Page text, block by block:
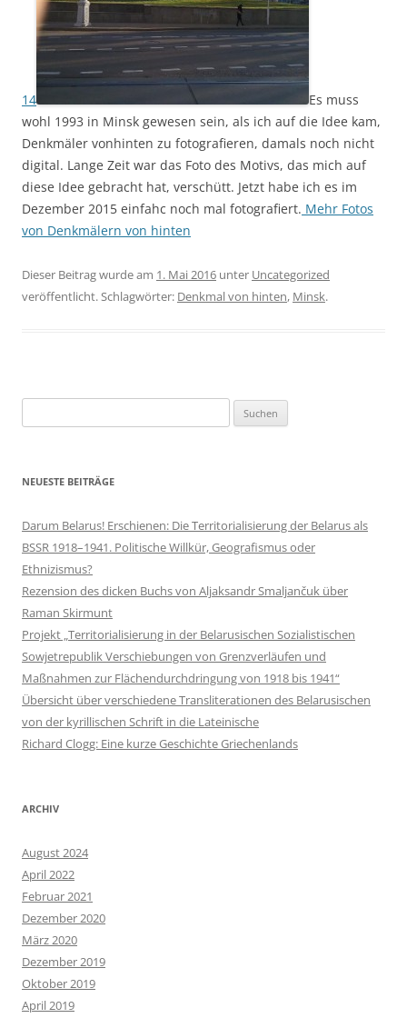
14
Es muss
wohl 1993 in Minsk gewesen sein, als ich auf die Idee kam,
Denkmäler vonhinten zu fotografieren, damals noch nicht
digital. Lange Zeit war das Foto des Motivs, das mich auf
diese Idee gebracht hat, verschütt. Jetzt habe ich es im
Dezember 2015 einfahc noch mal fotografiert. Mehr Fotos
von Denkmälern von hinten
Dieser Beitrag wurde am 1. Mai 2016 unter Uncategorized
veröffentlicht. Schlagwörter: Denkmal von hinten, Minsk.
nach:
NEUESTE BEITRÄGE
Darum Belarus! Erschienen: Die Territorialisierung der Belarus als
BSSR 1918–1941. Politische Willkür, Geografismus oder
Ethnizismus?
Rezension des dicken Buchs von Aljaksandr Smaljančuk über
Raman Skirmunt
Projekt „Territorialisierung in der Belarusischen Sozialistischen
Sowjetrepublik Verschiebungen von Grenzverläufen und
Maßnahmen zur Flächendurchdringung von 1918 bis 1941“
Übersicht über verschiedene Transliterationen des Belarusischen
von der kyrillischen Schrift in die Lateinische
Richard Clogg: Eine kurze Geschichte Griechenlands
ARCHIV
August 2024
April 2022
Februar 2021
Dezember 2020
März 2020
Dezember 2019
Oktober 2019
April 2019